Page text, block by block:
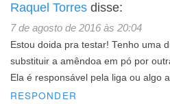
Raquel Torres disse:
7 de agosto de 2016 às 20:04
Estou doida pra testar! Tenho uma
substituir a amêndoa em pó por
Ela é responsável pela liga ou algo
RESPONDER